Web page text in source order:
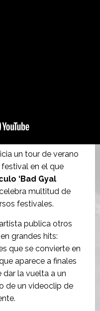
un tour de verano
festival en el que
‘Bad Gyal
multitud de
festivales.
publica otros
grandes hits:
que se convierte en
aparece a finales
la vuelta a un
de un videoclip de